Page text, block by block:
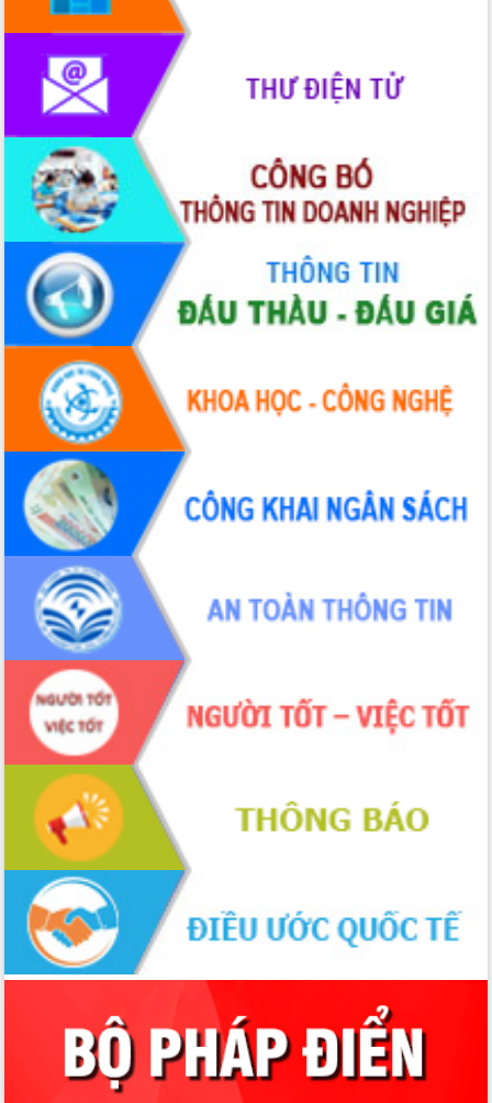
Đắk Lắk phát động hưởng ứng Ngày
Quyền của người tiêu dùng Việt Nam
2026
Đẩy mạnh cải cách hành chính, quyết
tâm đạt được mục tiêu tăng trưởng
hai con số trong năm 2026
Tổ chức trang trọng Lễ hội Đền thờ
Lương Văn Chánh năm 2026
Phó Bí thư Tỉnh ủy Đắk Lắk Đỗ Hữu
Huy giữ chức Bí thư Đảng ủy Ủy Ban
Nhân dân tỉnh
Bệnh án điện tử thúc đẩy chuyển đổi
số y tế tại Đắk Lắk
Chuyển đổi số thư viện: Mở rộng
không gian tri thức trong thời đại số
Đánh giá, rút kinh nghiệm công tác tổ
chức diễn tập trước ngày bầu cử
Chương trình “Gặp gỡ hữu nghị –
Friendship Meeting New Year 2026”
Bầu cử Quốc hội và HĐND: Cử tri Đắk
Lắk gửi gắm niềm tin, kỳ vọng vào lá
phiếu
Đắk Lắk sẵn sàng các điều kiện cho
Ngày hội bầu cử đại biểu Quốc hội
khóa XVI và HĐND các cấp nhiệm kỳ
2026-2031
Đảm bảo cuộc bầu cử đại biểu Quốc
hội và đại biểu HĐND các cấp diễn ra
an toàn, hiệu quả, đúng quy định
Thủ tướng Chính phủ Phạm Minh Chính
kiểm tra, chỉ đạo hoàn thành các dự
án cao tốc và thăm khu tái định cư tại
Đắk Lắk
Sôi nổi Hội đua ngựa truyền thống Gò
Thì Thùng mừng Xuân Bính Ngọ 2026
Lãnh đạo tỉnh dâng hương tưởng niệm
tại Đập Đồng Cam đầu Xuân Bính Ngọ
Ngành nông nghiệp phấn đấu tăng
trưởng đạt 5,86% trong năm 2026
UBND tỉnh Đắk Lắk triển khai công tác
quốc phòng, quân sự địa phương năm
Đắk Lắk tập trung toàn lực khắc phục
tồn tại IUU, sẵn sàng làm việc với
Đoàn thanh tra EC
Chủ tịch UBND tỉnh Tạ Anh Tuấn thăm,